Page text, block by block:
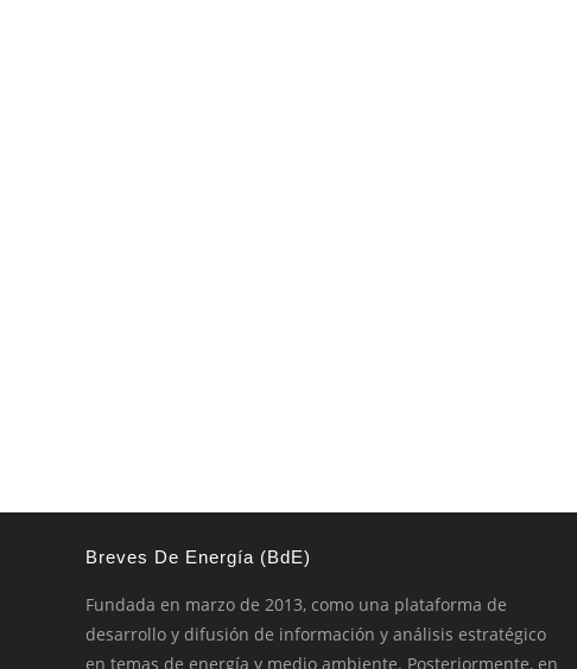
Breves De Energía (BdE)
Fundada en marzo de 2013, como una plataforma de
desarrollo y difusión de información y análisis estratégico
en temas de energía y medio ambiente. Posteriormente, en